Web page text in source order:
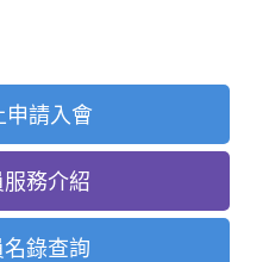
申請入會
服務介紹
名錄查詢